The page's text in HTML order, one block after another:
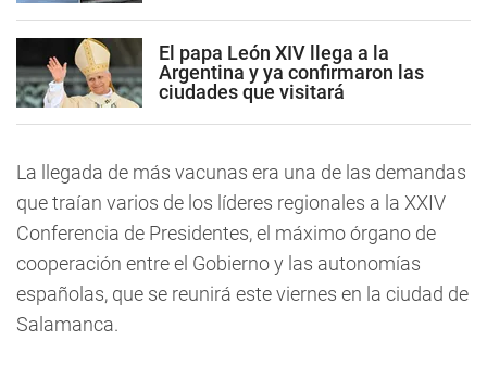
El papa León XIV llega a la
Argentina y ya confirmaron las
ciudades que visitará
La llegada de más vacunas era una de las demandas
que traían varios de los líderes regionales a la XXIV
Conferencia de Presidentes, el máximo órgano de
cooperación entre el Gobierno y las autonomías
españolas, que se reunirá este viernes en la ciudad de
Salamanca.